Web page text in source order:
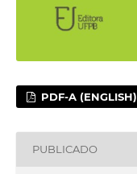
PDF-A (ENGLISH)
PUBLICADO